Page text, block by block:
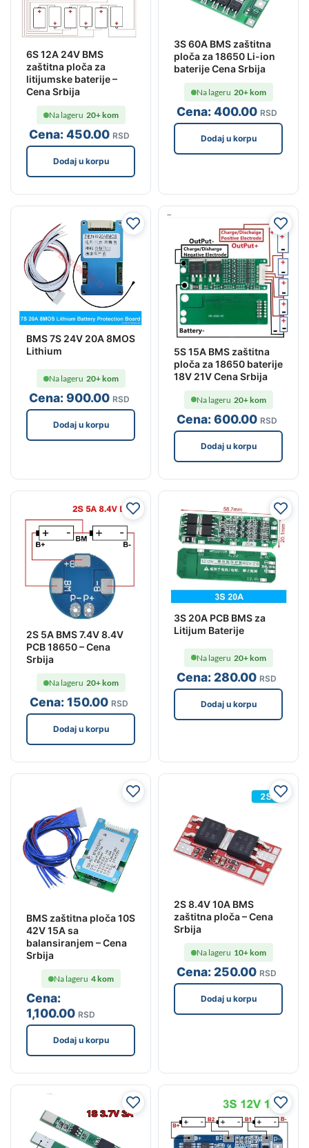
6S 12A 24V BMS
zaštitna ploča za
litijumske baterije –
Cena Srbija
Cena:450.00 RSD
Na lageru 20+ kom
Dodaj u korpu
3S 60A BMS zaštitna
ploča za 18650 Li-ion
baterije Cena Srbija
Cena:400.00 RSD
Na lageru 20+ kom
Dodaj u korpu
BMS 7S 24V 20A 8MOS
Lithium
Cena:900.00 RSD
Na lageru 20+ kom
Dodaj u korpu
5S 15A BMS zaštitna
ploča za 18650 baterije
18V 21V Cena Srbija
Cena:600.00 RSD
Na lageru 20+ kom
Dodaj u korpu
2S 5A BMS 7.4V 8.4V
PCB 18650 – Cena
Srbija
Cena:150.00 RSD
Na lageru 20+ kom
Dodaj u korpu
3S 20A PCB BMS za
Litijum Baterije
Cena: 280.00 RSD
Na lageru 20+ kom
Dodaj u korpu
BMS zaštitna ploča 10S
42V 15A sa
balansiranjem – Cena
Srbija
Cena:
1,100.00 RSD
Na lageru 4 kom
Dodaj u korpu
2S 8.4V 10A BMS
zaštitna ploča – Cena
Srbija
Cena: 250.00 RSD
Na lageru 10+ kom
Dodaj u korpu